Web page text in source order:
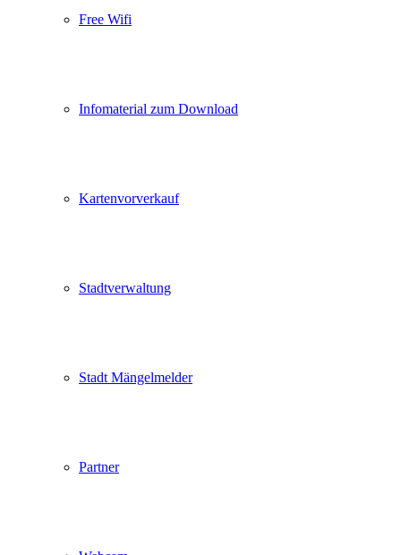
Free Wifi
Infomaterial zum Download
Kartenvorverkauf
Stadtverwaltung
Stadt Mängelmelder
Partner